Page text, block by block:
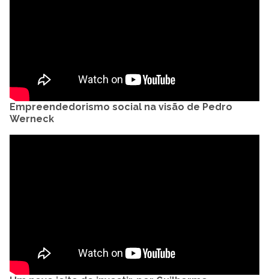
Empreendedorismo social na visão de Pedro
Werneck